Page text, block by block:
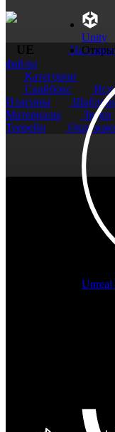
Unity
Unreal
UE На
файлы
Категории
Скайбокс
Плагины
Материалы
Звуки
Террейн